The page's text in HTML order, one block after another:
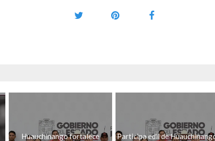
Huauchinango fortalece
Participa edil de